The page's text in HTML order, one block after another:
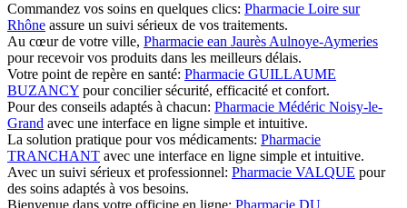
Commandez vos soins en quelques clics: Pharmacie Loire sur
Rhône assure un suivi sérieux de vos traitements.
Au cœur de votre ville, Pharmacie ean Jaurès Aulnoye-Aymeries
pour recevoir vos produits dans les meilleurs délais.
Votre point de repère en santé: Pharmacie GUILLAUME
BUZANCY pour concilier sécurité, efficacité et confort.
Pour des conseils adaptés à chacun: Pharmacie Médéric Noisy-le-
Grand avec une interface en ligne simple et intuitive.
La solution pratique pour vos médicaments: Pharmacie
TRANCHANT avec une interface en ligne simple et intuitive.
Avec un suivi sérieux et professionnel: Pharmacie VALQUE pour
des soins adaptés à vos besoins.